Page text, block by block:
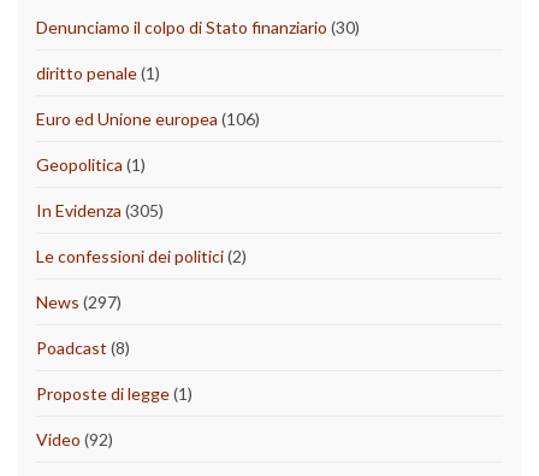
Denunciamo il colpo di Stato finanziario (30)
diritto penale(1)
Euro ed Unione europea (106)
Geopolitica (1)
In Evidenza (305)
Le confessioni dei politici(2)
News (297)
Poadcast (8)
Proposte di legge(1)
Video (92)